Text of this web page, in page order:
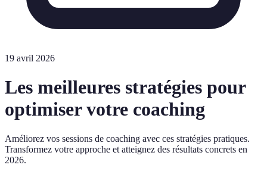
19 avril 2026
Les meilleures stratégies pour
optimiser votre coaching
Améliorez vos sessions de coaching avec ces stratégies pratiques.
Transformez votre approche et atteignez des résultats concrets en
2026.